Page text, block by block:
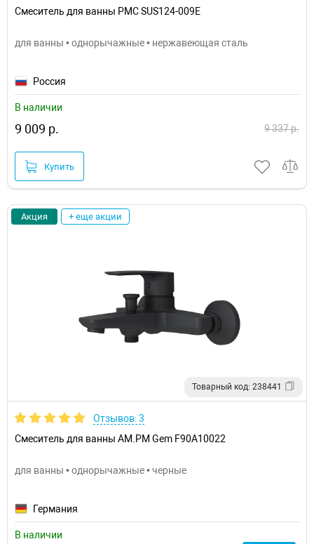
Смеситель для ванны РМС SUS124-009E
для ванны • однорычажные • нержавеющая сталь
Россия
В наличии
9 009 р. 9 337 р.
Купить
Акция + еще акции
Товарный код: 238441
Отзывов: 3
Смеситель для ванны AM.PM Gem F90A10022
для ванны • однорычажные • черные
Германия
В наличии